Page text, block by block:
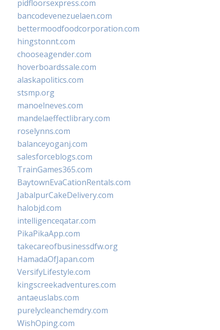
pidfloorsexpress.com
bancodevenezuelaen.com
bettermoodfoodcorporation.com
hingstonnt.com
chooseagender.com
hoverboardssale.com
alaskapolitics.com
stsmp.org
manoelneves.com
mandelaeffectlibrary.com
roselynns.com
balanceyoganj.com
salesforceblogs.com
TrainGames365.com
BaytownEvaCationRentals.com
JabalpurCakeDelivery.com
halobjd.com
intelligenceqatar.com
PikaPikaApp.com
takecareofbusinessdfw.org
HamadaOfJapan.com
VersifyLifestyle.com
kingscreekadventures.com
antaeuslabs.com
purelycleanchemdry.com
WishOping.com